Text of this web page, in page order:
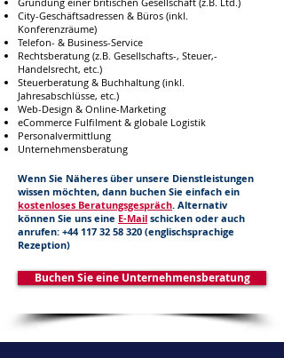
City-Geschäftsadressen & Büros (inkl.
Konferenzräume)
Telefon- & Business-Service
Rechtsberatung (z.B. Gesellschafts-, Steuer,-
Handelsrecht, etc.)
Steuerberatung & Buchhaltung (inkl.
Jahresabschlüsse, etc.)
Web-Design & Online-Marketing
eCommerce Fulfilment & globale Logistik
Personalvermittlung
Unternehmensberatung
Wenn Sie Näheres über unsere Dienstleistungen
wissen möchten, dann buchen Sie einfach ein
kostenloses Beratungsgespräch. Alternativ
können Sie uns eine E-Mail schicken oder auch
anrufen: +44 117 32 58 320 (englischsprachige
Rezeption)
Buchen Sie eine Unternehmensberatung